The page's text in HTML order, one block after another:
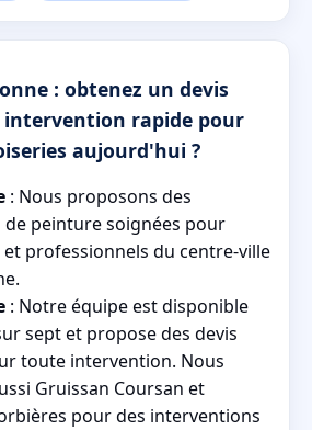
: obtenez un devis
rapide pour
aujourd'hui ?
: Nous proposons des
peinture soignées pour
professionnels du centre-ville
: Notre équipe est disponible
sept et propose des devis
toute intervention. Nous
Gruissan Coursan et
pour des interventions